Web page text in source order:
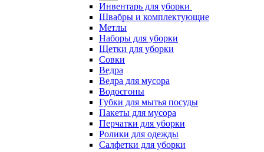
Инвентарь для уборки
Швабры и комплектующие
Метлы
Наборы для уборки
Щетки для уборки
Совки
Ведра
Ведра для мусора
Водосгоны
Губки для мытья посуды
Пакеты для мусора
Перчатки для уборки
Ролики для одежды
Салфетки для уборки